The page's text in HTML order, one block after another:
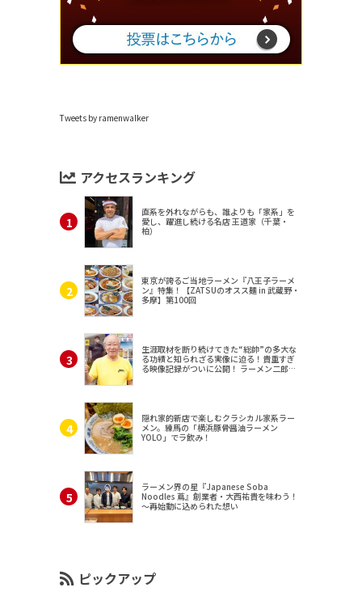
Tweets by ramenwalker
アクセスランキング
直系を外れながらも、誰よりも「家系」を
愛し、躍進し続ける名店 王道家（千葉・
柏）
東京が誇るご当地ラーメン『八王子ラーメ
ン』特集！【ZATSUのオスス麺 in 武蔵野・
多摩】第100回
生涯取材を断り続けてきた“総帥”の多大な
る功績と知られざる実像に迫る！貴重すぎ
る映像記録がついに公開！ ラーメン二郎
隠れ家的新店で楽しむクラシカル家系ラー
メン。練馬の「横浜豚骨醤油ラーメン
YOLO」でラ飲み！
ラーメン界の星『Japanese Soba
Noodles 蔦』創業者・大西祐貴を味わう！
～再始動に込められた想い
ピックアップ